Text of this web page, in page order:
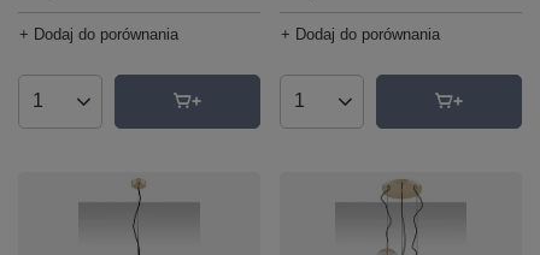
+ Dodaj do porównania
Ilość produktów
+ Dodaj do porównania
Ilość produktów